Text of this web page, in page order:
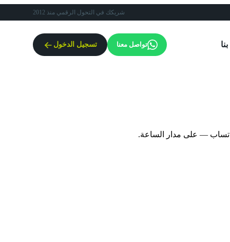
شريكك في التحول الرقمي منذ 2012
تواصل معنا تسجيل الدخول